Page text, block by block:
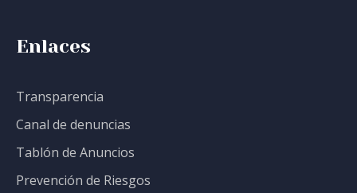
Enlaces
Transparencia
Canal de denuncias
Tablón de Anuncios
Prevención de Riesgos